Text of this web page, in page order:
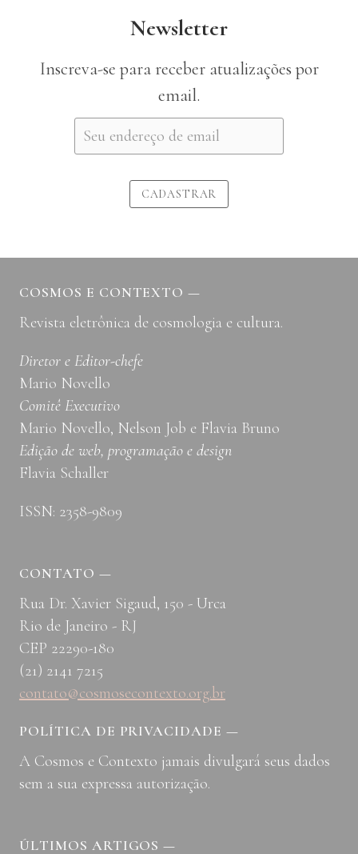
Newsletter
Inscreva-se para receber atualizações por
email.
COSMOS E CONTEXTO—
Revista eletrônica de cosmologia e cultura.
Diretor e Editor-chefe
Mario Novello
Comitê Executivo
Mario Novello, Nelson Job e Flavia Bruno
Edição de web, programação e design
Flavia Schaller
ISSN: 2358-9809
CONTATO —
Rua Dr. Xavier Sigaud, 150 - Urca
Rio de Janeiro - RJ
CEP 22290-180
(21) 2141 7215
contato@cosmosecontexto.org.br
POLÍTICA DE PRIVACIDADE—
A Cosmos e Contexto jamais divulgará seus dados
sem a sua expressa autorização.
ÚLTIMOS ARTIGOS—